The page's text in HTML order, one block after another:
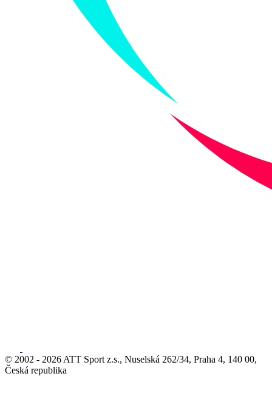
© 2002 - 2026 ATT Sport z.s., Nuselská 262/34, Praha 4, 140 00,
Česká republika